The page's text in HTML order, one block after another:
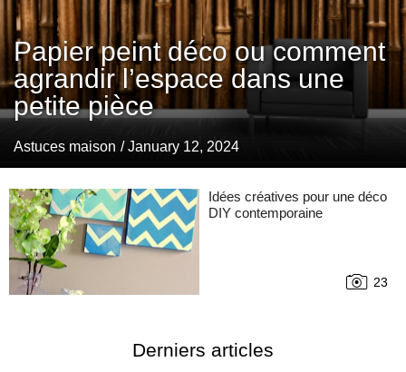
Papier peint déco ou comment
agrandir l’espace dans une
petite pièce
Astuces maison / January 12, 2024
Idées créatives pour une déco
DIY contemporaine
23
Derniers articles